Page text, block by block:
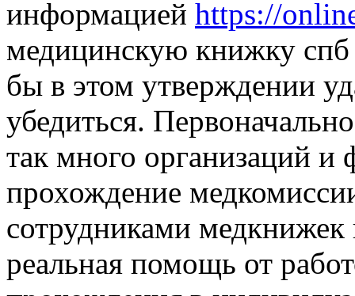
информацией https://
медицинскую книжку спб
бы в этом утверждении
убедиться.
так много организаций и
прохождение
сотрудниками медкнижек
реальная помощь от